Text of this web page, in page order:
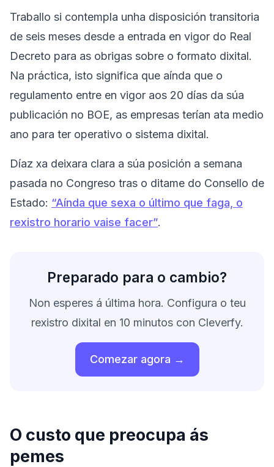
Traballo si contempla unha disposición transitoria
de seis meses desde a entrada en vigor do Real
Decreto para as obrigas sobre o formato dixital.
Na práctica, isto significa que aínda que o
regulamento entre en vigor aos 20 días da súa
publicación no BOE, as empresas terían ata medio
ano para ter operativo o sistema dixital.
Díaz xa deixara clara a súa posición a semana
pasada no Congreso tras o ditame do Consello de
Estado: “Aínda que sexa o último que faga, o
rexistro horario vaise facer”.
Preparado para o cambio?
Non esperes á última hora. Configura o teu
rexistro dixital en 10 minutos con Cleverfy.
Comezar agora →
O custo que preocupa ás
pemes